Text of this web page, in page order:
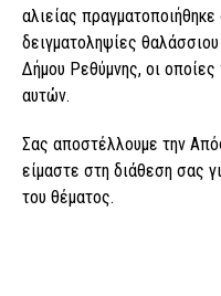
αλιείας
δειγματοληψίες
Δήμου Ρεθύμνης, οι
αυτών.
Σας αποστέλλουμε την
είμαστε στη διάθεση σας
του θέματος.